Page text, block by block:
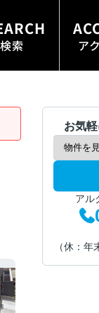
索 ア
お気
アル
（休：年